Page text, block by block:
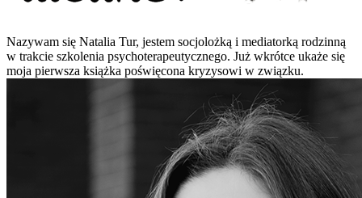
Nazywam się Natalia Tur, jestem socjolożką i mediatorką rodzinną
w trakcie szkolenia psychoterapeutycznego. Już wkrótce ukaże się
moja pierwsza książka poświęcona kryzysowi w związku.